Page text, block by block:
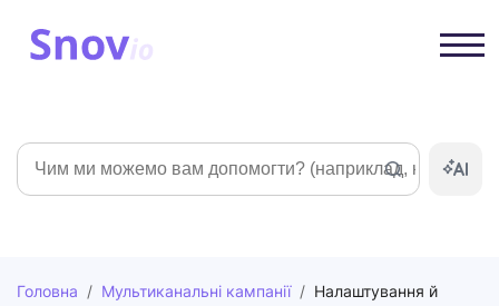
Пошук
Головна / Мультиканальні кампанії / Налаштування й